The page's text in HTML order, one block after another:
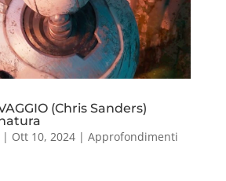
(Chris Sanders)
| Ott 10, 2024| Approfondimenti